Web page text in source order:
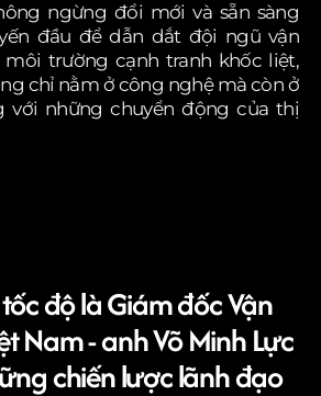
ngừng đổi mới và sẵn sàng
đầu để dẫn dắt đội ngũ vận
trường cạnh tranh khốc liệt,
chỉ nằm ở công nghệ mà còn ở
với những chuyển động của thị
độ là Giám đốc Vận
Nam - anh Võ Minh Lực
chiến lược lãnh đạo